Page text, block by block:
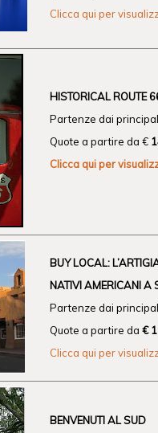
Clicca qui per
HISTORICAL ROUTE
Partenze dai
Quote a partire da €
Clicca qui per
BUY LOCAL:
NATIVI AMERICANI A
Partenze dai
Quote a partire da €
Clicca qui per
BENVENUTI AL SUD